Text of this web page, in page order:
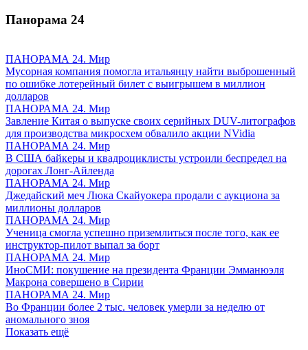
Панорама 24
ПАНОРАМА 24. Мир
Мусорная компания помогла итальянцу найти выброшенный
по ошибке лотерейный билет с выигрышем в миллион
долларов
ПАНОРАМА 24. Мир
Завление Китая о выпуске своих серийных DUV-литографов
для производства микросхем обвалило акции NVidia
ПАНОРАМА 24. Мир
В США байкеры и квадроциклисты устроили беспредел на
дорогах Лонг-Айленда
ПАНОРАМА 24. Мир
Джедайский меч Люка Скайуокера продали с аукциона за
миллионы долларов
ПАНОРАМА 24. Мир
Ученица смогла успешно приземлиться после того, как ее
инструктор-пилот выпал за борт
ПАНОРАМА 24. Мир
ИноСМИ: покушение на президента Франции Эмманюэля
Макрона совершено в Сирии
ПАНОРАМА 24. Мир
Во Франции более 2 тыс. человек умерли за неделю от
аномального зноя
Показать ещё